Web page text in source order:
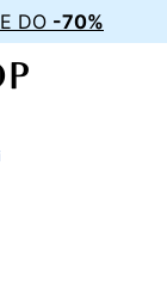
DO -70%